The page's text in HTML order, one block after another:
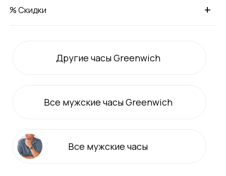
+
% Скидки
Другие часы Greenwich
Все мужские часы Greenwich
Все мужские часы